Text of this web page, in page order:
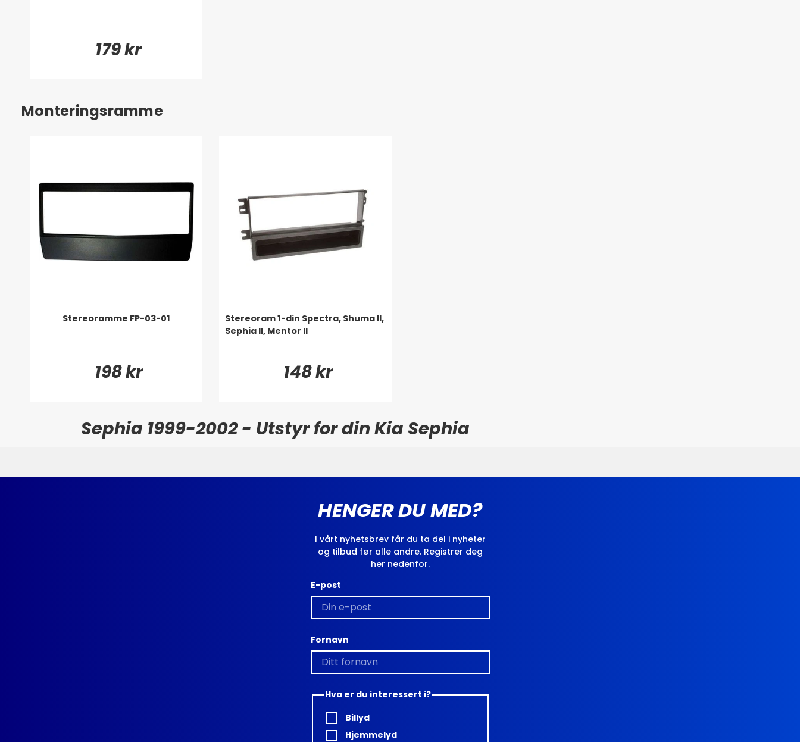
179 kr
Monteringsramme
Stereoramme FP-03-01
198 kr
Stereoram 1-din Spectra, Shuma II,
Sephia II, Mentor II
148 kr
Sephia 1999-2002 - Utstyr for din Kia Sephia
HENGER DU MED?
I vårt nyhetsbrev får du ta del i nyheter
og tilbud før alle andre. Registrer deg
her nedenfor.
E-post
Fornavn
Hva er du interessert i?
Billyd
Hjemmelyd